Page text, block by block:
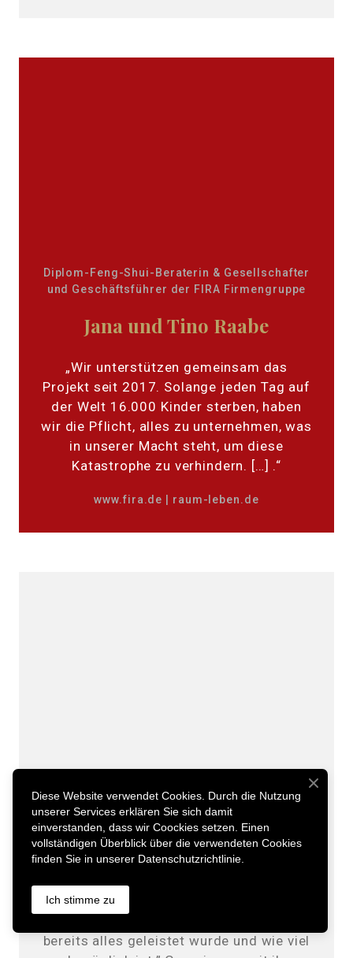
Diplom-Feng-Shui-Beraterin & Gesellschafter
und Geschäftsführer der FIRA Firmengruppe
Jana und Tino Raabe
„Wir unterstützen gemeinsam das
Projekt seit 2017. Solange jeden Tag auf
der Welt 16.000 Kinder sterben, haben
wir die Pflicht, alles zu unternehmen, was
in unserer Macht steht, um diese
Katastrophe zu verhindern. […] .“
www.fira.de raum-leben.de
Lifestyle & Rapid Transformation Coach
Anna Schmidt
Eindruck davon zu machen, wie
bereits alles geleistet wurde und wie viel
Diese Website verwendet Cookies. Durch die Nutzung
unserer Services erklären Sie sich damit
einverstanden, dass wir Coockies setzen. Einen
vollständigen Überblick über die verwendeten Cookies
finden Sie in unserer Datenschutzrichtlinie.
Ich stimme zu